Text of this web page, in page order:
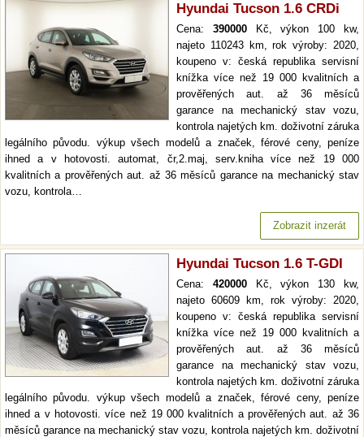
Hyundai Tucson 1.6 CRDi
Cena: 390000Kč, výkon 100 kw,
najeto 110243 km, rok výroby: 2020,
koupeno v: česká republika servisní
knížka více než 19 000 kvalitních a
prověřených aut. až 36 měsíců
garance na mechanický stav vozu,
kontrola najetých km. doživotní záruka
legálního původu. výkup všech modelů a značek, férové ceny, peníze
ihned a v hotovosti. automat, čr,2.maj, serv.kniha více než 19 000
kvalitních a prověřených aut. až 36 měsíců garance na mechanický stav
vozu, kontrola…
Zobrazit inzerát
Hyundai Tucson 1.6 T-GDI
Cena: 420000Kč, výkon 130 kw,
najeto 60609 km, rok výroby: 2020,
koupeno v: česká republika servisní
knížka více než 19 000 kvalitních a
prověřených aut. až 36 měsíců
garance na mechanický stav vozu,
kontrola najetých km. doživotní záruka
legálního původu. výkup všech modelů a značek, férové ceny, peníze
ihned a v hotovosti. více než 19 000 kvalitních a prověřených aut. až 36
měsíců garance na mechanický stav vozu, kontrola najetých km. doživotní